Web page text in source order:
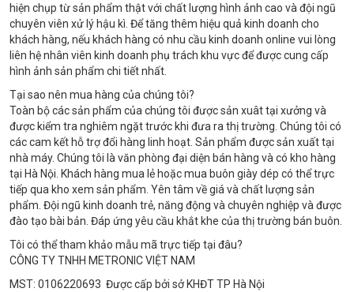
hiện chụp từ sản phẩm thật với chất lượng hình ảnh cao và đội ngũ
chuyên viên xử lý hậu kì. Để tăng thêm hiệu quả kinh doanh cho
khách hàng, nếu khách hàng có nhu cầu kinh doanh online vui lòng
liên hệ nhân viên kinh doanh phụ trách khu vực để được cung cấp
hình ảnh sản phẩm chi tiết nhất.
Tại sao nên mua hàng của chúng tôi?
Toàn bộ các sản phẩm của chúng tôi được sản xuât tại xưởng và
được kiểm tra nghiêm ngặt trước khi đưa ra thị trường. Chúng tôi có
các cam kết hỗ trợ đổi hàng linh hoạt. Sản phẩm được sản xuất tại
nhà máy. Chúng tôi là văn phòng đại diện bán hàng và có kho hàng
tại Hà Nội. Khách hàng mua lẻ hoặc mua buôn giày dép có thể trực
tiếp qua kho xem sản phẩm. Yên tâm về giá và chất lượng sản
phẩm. Đội ngũ kinh doanh trẻ, năng động và chuyên nghiệp và được
đào tạo bài bản. Đáp ứng yêu cầu khắt khe của thị trường bán buôn.
Tôi có thể tham khảo mẫu mã trực tiếp tại đâu?
CÔNG TY TNHH METRONIC VIỆT NAM
MST: 0106220693 Được cấp bởi sở KHĐT TP Hà Nội